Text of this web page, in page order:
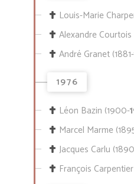
Louis-Marie
Alexandre
André Granet (1881-
1976
Léon Bazin (1900-
Marcel Marme
Jacques Carlu
François